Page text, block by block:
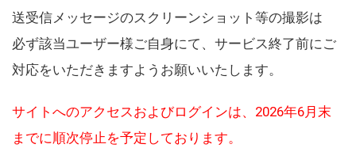
送受信メッセージのスクリーンショット等の撮影は
必ず該当ユーザー様ご自身にて、サービス終了前にご
対応をいただきますようお願いいたします。
サイトへのアクセスおよびログインは、2026年6月末
までに順次停止を予定しております。